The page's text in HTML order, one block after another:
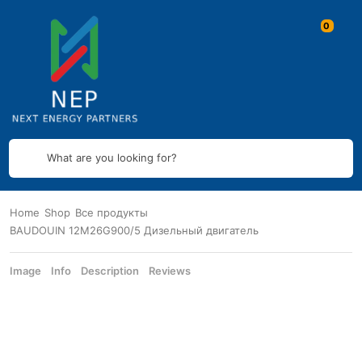
What are you looking for?
Home Shop Все продукты
BAUDOUIN 12M26G900/5 Дизельный двигатель
Image Info Description Reviews